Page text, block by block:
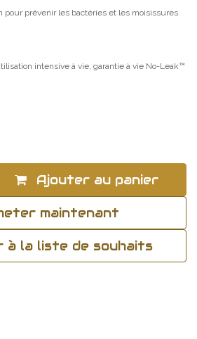
pour prévenir les bactéries et les moisissures
intensive à vie, garantie à vie No-Leak™
Ajouter au panier
maintenant
à la liste de souhaits